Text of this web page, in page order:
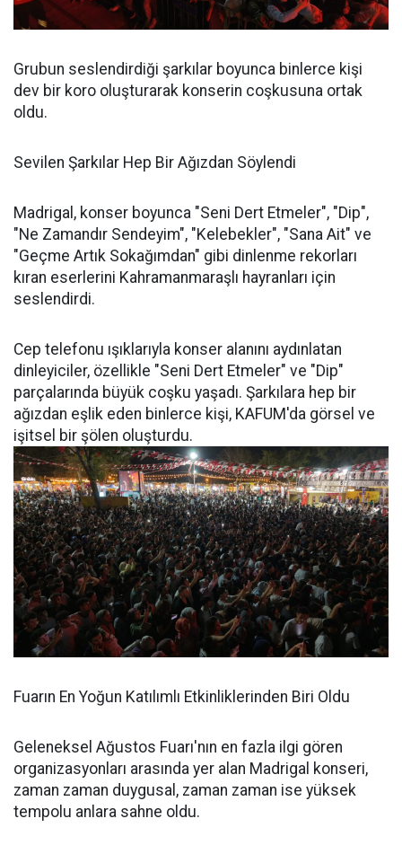
Grubun seslendirdiği şarkılar boyunca binlerce kişi
dev bir koro oluşturarak konserin coşkusuna ortak
oldu.
Sevilen Şarkılar Hep Bir Ağızdan Söylendi
Madrigal, konser boyunca "Seni Dert Etmeler", "Dip",
"Ne Zamandır Sendeyim", "Kelebekler", "Sana Ait" ve
"Geçme Artık Sokağımdan" gibi dinlenme rekorları
kıran eserlerini Kahramanmaraşlı hayranları için
seslendirdi.
Cep telefonu ışıklarıyla konser alanını aydınlatan
dinleyiciler, özellikle "Seni Dert Etmeler" ve "Dip"
parçalarında büyük coşku yaşadı. Şarkılara hep bir
ağızdan eşlik eden binlerce kişi, KAFUM'da görsel ve
işitsel bir şölen oluşturdu.
Fuarın En Yoğun Katılımlı Etkinliklerinden Biri Oldu
Geleneksel Ağustos Fuarı'nın en fazla ilgi gören
organizasyonları arasında yer alan Madrigal konseri,
zaman zaman duygusal, zaman zaman ise yüksek
tempolu anlara sahne oldu.